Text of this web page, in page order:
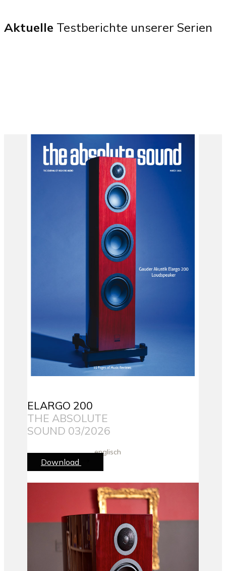
Aktuelle Testberichte unserer Serien
ELARGO 200
THE ABSOLUTE
SOUND 03/2026
englisch
Download